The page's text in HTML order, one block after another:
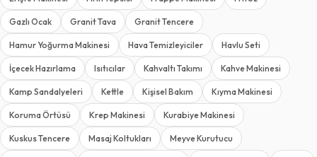
Gazlı Ocak Granit Tava Granit Tencere
Hamur Yoğurma Makinesi Hava Temizleyiciler Havlu Seti
İçecek Hazırlama Isıtıcılar Kahvaltı Takımı Kahve Makinesi
Kamp Sandalyeleri Kettle Kişisel Bakım Kıyma Makinesi
Koruma Örtüsü Krep Makinesi Kurabiye Makinesi
Kuskus Tencere Masaj Koltukları Meyve Kurutucu